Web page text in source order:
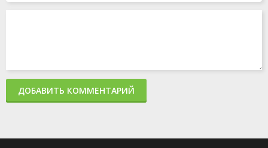
ДОБАВИТЬ КОММЕНТАРИЙ